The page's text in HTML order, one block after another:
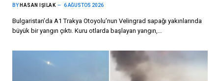
BY HASAN IŞILAK 6 AĞUSTOS 2026
Bulgaristan’da A1 Trakya Otoyolu’nun Velingrad sapağı yakınlarında
büyük bir yangın çıktı. Kuru otlarda başlayan yangın,…